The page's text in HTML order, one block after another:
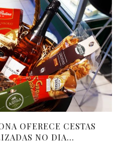
OFERECE CESTAS
NO DIA...